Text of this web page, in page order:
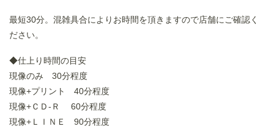
最短30分。混雑具合によりお時間を頂きますので店舗にご確認く
ださい。
◆仕上り時間の目安
現像のみ 30分程度
現像+プリント 40分程度
現像+ＣＤ-Ｒ 60分程度
現像+ＬＩＮＥ 90分程度